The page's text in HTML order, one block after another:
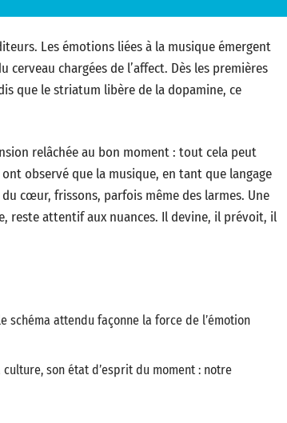
Les émotions liées à la musique émergent
chargées de l’affect. Dès les premières
que le striatum libère de la dopamine, ce
relâchée au bon moment : tout cela peut
observé que la musique, en tant que langage
cœur, frissons, parfois même des larmes. Une
reste attentif aux nuances. Il devine, il prévoit, il
schéma attendu façonne la force de l’émotion
son état d’esprit du moment : notre